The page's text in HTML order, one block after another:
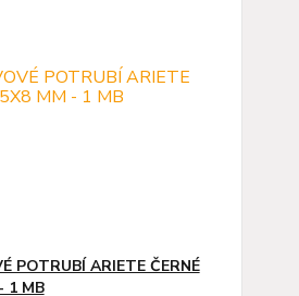
POTRUBÍ ARIETE ČERNÉ
1 MB